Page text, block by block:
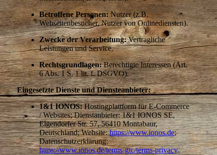
Betroffene Personen:Nutzer (z.B.
Webseitenbesucher, Nutzer von Onlinediensten).
Zwecke der Verarbeitung:Vertragliche
Leistungen und Service.
Rechtsgrundlagen:Berechtigte Interessen (Art.
6 Abs. 1 S. 1 lit. f. DSGVO).
Eingesetzte Dienste und Diensteanbieter:
1&1 IONOS:Hostingplattform für E-Commerce
/ Websites; Dienstanbieter: 1&1 IONOS SE,
Elgendorfer Str. 57, 56410 Montabaur,
Deutschland; Website:https://www.ionos.de;
Datenschutzerklärung:
https://www.ionos.de/terms-gtc/terms-privacy.